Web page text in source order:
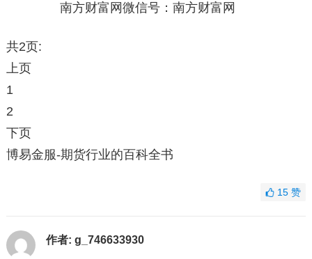
南方财富网微信号：南方财富网
共2页:
上页
1
2
下页
博易金服-期货行业的百科全书
15赞
作者: g_746633930